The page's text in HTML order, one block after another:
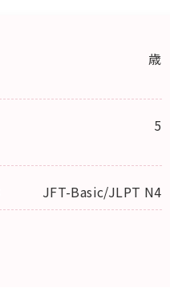
歳
5
JFT-Basic/JLPT N4